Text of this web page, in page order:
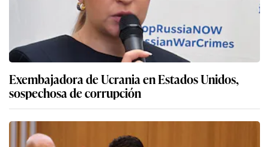
Exembajadora de Ucrania en Estados Unidos,
sospechosa de corrupción